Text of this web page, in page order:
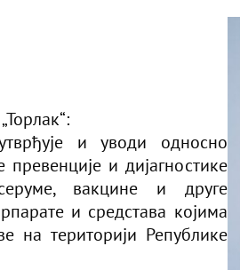
и уводи односно
и дијагностике
вакцине и друге
и средстава којима
на територији Републике